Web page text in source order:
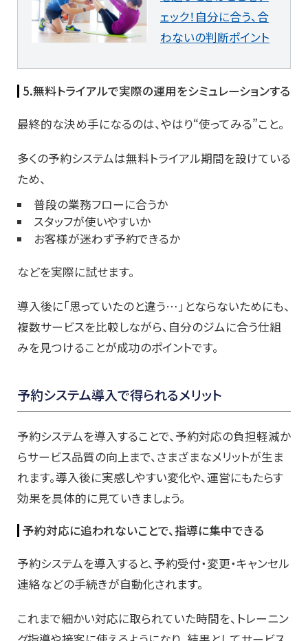
ェック！自分に合う、合
わないの判断ポイント
5.無料トライアルで実際の運用をシミュレーションする
最終的な決め手になるのは、やはり“使ってみる”こと。
多くの予約システムは無料トライアル期間を設けている
ため、
普段の業務フローに合うか
スタッフが使いやすいか
お客様が迷わず予約できるか
などを実際に試せます。
導入後に「思っていたのと違う…」とならないためにも、
複数サービスを比較しながら、自分のジムに合う仕組
みを見つけることが成功のポイントです。
予約システム導入で得られるメリット
予約システムを導入することで、予約対応の負担軽減か
らサービス品質の向上まで、さまざまなメリットが生ま
れます。導入後に実感しやすい変化や、運営にもたらす
効果を具体的に見ていきましょう。
予約対応に追われないことで、指導に集中できる
予約システムを導入すると、予約受付・変更・キャンセル
連絡などの手続きが自動化されます。
これまで細かい対応に取られていた時間を、トレーニン